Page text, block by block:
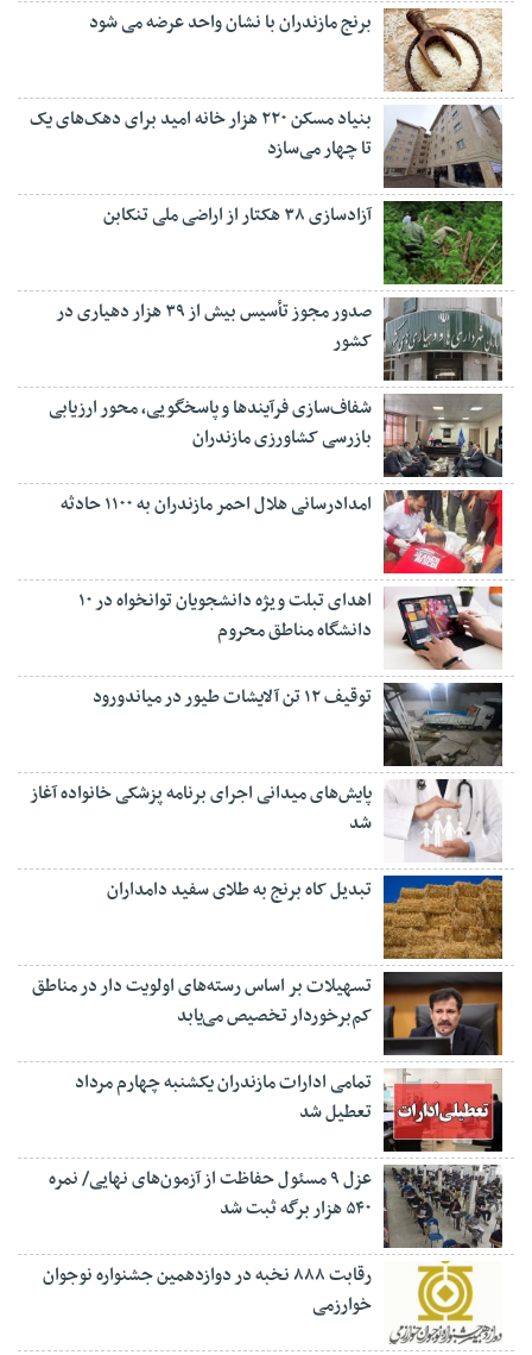
برنج مازندران با نشان واحد عرضه می شود
بنیاد مسکن ۲۲۰ هزار خانه امید برای دهک‌های یک
تا چهار می‌سازد
آزادسازی ۳۸ هکتار از اراضی ملی تنکابن
صدور مجوز تأسیس بیش از ۳۹ هزار دهیاری در
کشور
شفاف‌سازی فرآیند‌ها و پاسخگویی، محور ارزیابی
بازرسی کشاورزی مازندران
امدادرسانی هلال احمر مازندران به ۱۱۰۰ حادثه
اهدای تبلت ویژه دانشجویان توانخواه در ۱۰
دانشگاه مناطق محروم
توقیف ۱۲ تن آلایشات طیور در میاندورود
پایش‌های میدانی اجرای برنامه پزشکی خانواده آغاز
شد
تبدیل کاه برنج به طلای سفید دامداران
تسهیلات بر اساس رسته‌های اولویت دار در مناطق
کم‌برخوردار تخصیص می‌یابد
تمامی ادارات مازندران یکشنبه چهارم مرداد
تعطیل شد
عزل ۹ مسئول حفاظت از آزمون‌های نهایی/ نمره
۵۴۰ هزار برگه ثبت شد
رقابت ۸۸۸ نخبه در دوازدهمین جشنواره نوجوان
خوارزمی